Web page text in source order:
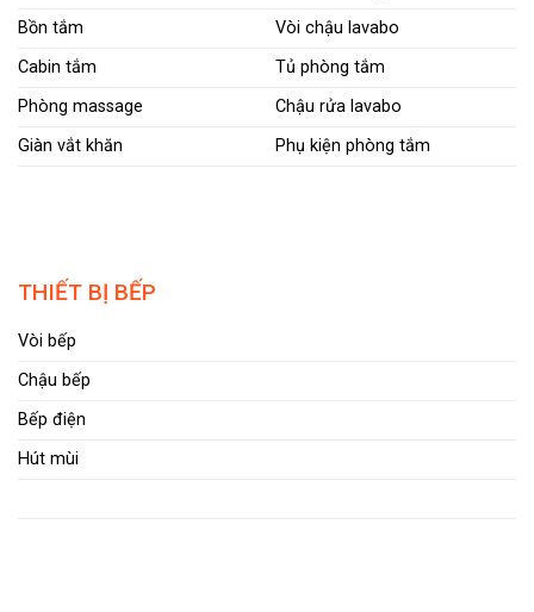
Bồn tắm
Vòi chậu lavabo
Cabin tắm
Tủ phòng tắm
Phòng massage
Chậu rửa lavabo
Giàn vắt khăn
Phụ kiện phòng tắm
THIẾT BỊ BẾP
Vòi bếp
Chậu bếp
Bếp điện
Hút mùi